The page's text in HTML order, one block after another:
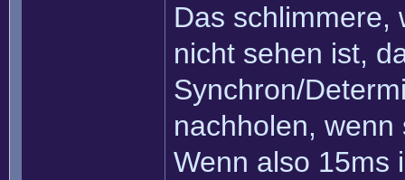
Das schlimmere,
nicht sehen ist,
Synchron/
nachholen,
Wenn also 15ms